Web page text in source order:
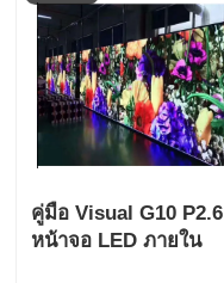
คู่มือ Visual G10 P2.6
หน้าจอ LED ภายใน